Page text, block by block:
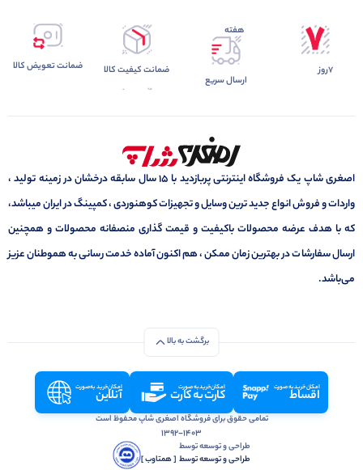
7روز
هفته
ارسال سریع
ضمانت کیفیت کالا ضمانت تعویض کالا
اصغری شاپ یک فروشگاه اینترنتی پربازدید با 15 سال سابقه درخشان در زمینه تولید ،
واردات و فروش انواع جدید ترین وسایل و تجهیزات کوهنوردی ، کمپینگ در ایران میباشد،
که با هدف عرضه محصولات باکیفیت و قیمت گذاری منصفانه محصولات و همچنین
ارسال سفارشات در بهترین زمان ممکن ، هم اکنون آماده خدمت رسانی به هموطنان عزیز
می‌باشد.
برگشت به بالا
امکان خرید به صورت
اقساط امکان خرید به صورت
کارت به کارت امکان خرید به صورت
آنلاین
تمامی حقوق برای فروشگاه اصغری شاپ محفوظ است
1392-1403
طراحی و توسعه توسط
طراحی و توسعه توسط‌ ‌ ‌[ همتاوب ]